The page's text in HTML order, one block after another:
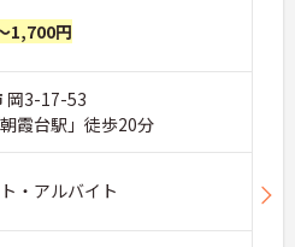
1,700円
岡3-17-53
霞台駅」徒歩20分
・アルバイト